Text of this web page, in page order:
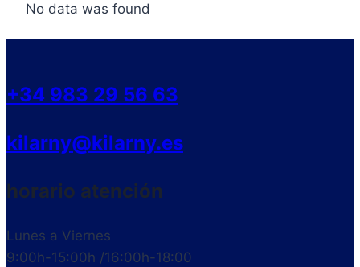
No data was found
+34 983 29 56 63
kilarny@kilarny.es
horario atención
Lunes a Viernes
9:00h-15:00h /16:00h-18:00